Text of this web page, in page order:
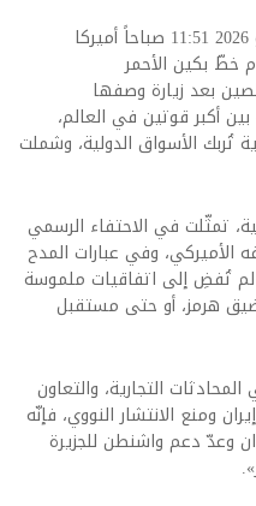
اخبار العرب -كندا 24: الجمعة 15 مايو 2026 11:51 صباحاً أميركا
خطّ بكين الأحمر
بعد زيارة وصفها
بين أكبر قوتين في العالم،
تُربك الأسواق الدولية، وشملت
تمثّلت في الاحتفاء الرسمي
الأميركي، وفي عبارات المدح
لم تُفضِ إلى اتفاقيات ملموسة
هرمز، أو حتى مستقبل
التجارية، والتعاون
ومنع الانتشار النووي، فإنّه
وعدّ دعم واشنطن للجزيرة